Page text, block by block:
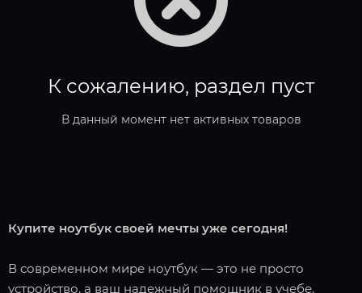
К сожалению, раздел пуст
В данный момент нет активных товаров
Купите ноутбук своей мечты уже сегодня!
В современном мире ноутбук — это не просто
устройство, а ваш надежный помощник в учебе,